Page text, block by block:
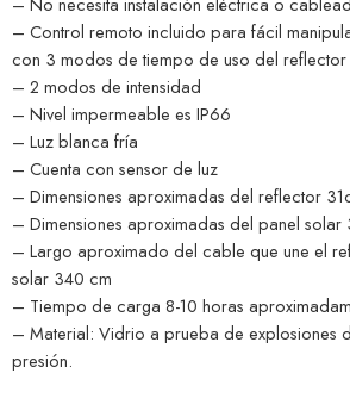
– Control remoto incluido para fácil
con 3 modos de tiempo de uso del reflector
– 2 modos de intensidad
– Nivel impermeable es IP66
– Luz blanca fría
– Cuenta con sensor de luz
– Dimensiones aproximadas del reflector
– Dimensiones aproximadas del panel
– Largo aproximado del cable que une el
solar 340 cm
– Tiempo de carga 8-10 horas
– Material: Vidrio a prueba de explosiones
presión.